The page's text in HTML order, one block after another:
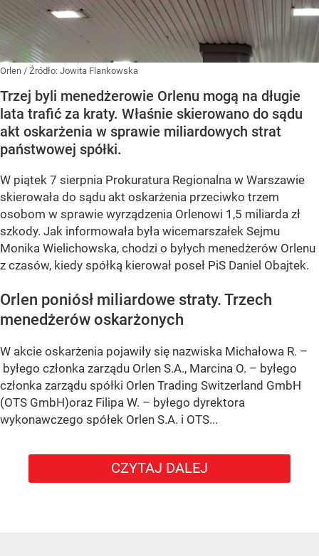
Orlen / Źródło: Jowita Flankowska
Trzej byli menedżerowie Orlenu mogą na długie
lata trafić za kraty. Właśnie skierowano do sądu
akt oskarżenia w sprawie miliardowych strat
państwowej spółki.
W piątek 7 sierpnia Prokuratura Regionalna w Warszawie
skierowała do sądu akt oskarżenia przeciwko trzem
osobom w sprawie wyrządzenia Orlenowi 1,5 miliarda zł
szkody. Jak informowała była wicemarszałek Sejmu
Monika Wielichowska, chodzi o byłych menedżerów Orlenu
z czasów, kiedy spółką kierował poseł PiS Daniel Obajtek.
Orlen poniósł miliardowe straty. Trzech
menedżerów oskarżonych
W akcie oskarżenia pojawiły się nazwiska Michałowa R. –
byłego członka zarządu Orlen S.A., Marcina O. – byłego
członka zarządu spółki Orlen Trading Switzerland GmbH
(OTS GmbH)oraz Filipa W. – byłego dyrektora
wykonawczego spółek Orlen S.A. i OTS...
CZYTAJ DALEJ